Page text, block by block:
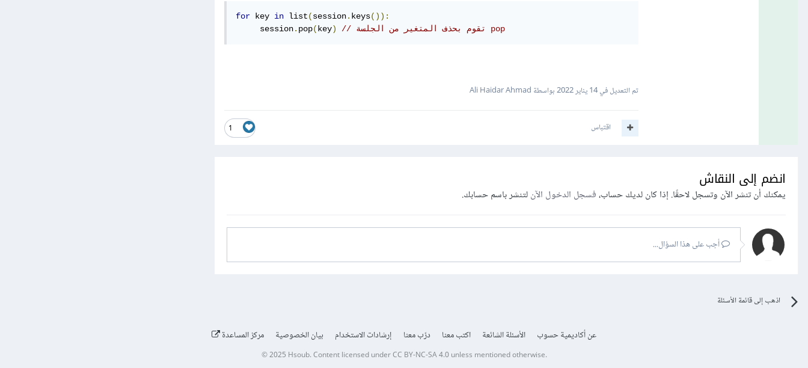
for key in list(session. keys()):
     session
. pop(key) // تقوم بحذف المتغير من الجلسة pop
تم التعديل في14 يناير 2022 بواسطة Ali Haidar Ahmad
1 اقتباس
انضم إلى النقاش
يمكنك أن تنشر الآن وتسجل لاحقًا. إذا كان لديك حساب،فسجل الدخول الآنلتنشر باسم حسابك.
أجب على هذا السؤال...
اذهب إلى قائمة الأسئلة
عن أكاديمية حسوب الأسئلة الشائعة اكتب معنا درّب معنا إرشادات الاستخدام بيان الخصوصية مركز المساعدة
© 2025 Hsoub.Content licensed underCC BY-NC-SA 4.0unless mentioned otherwise.